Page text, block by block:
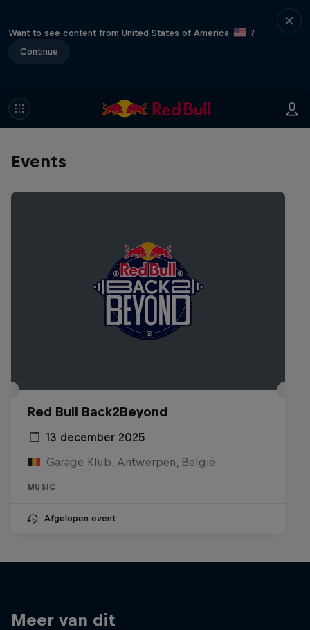
Want to see content from United States of America
?
Continue
Events
Red Bull Back2Beyond
13 december 2025
Garage Klub, Antwerpen, België
MUSIC
Afgelopen event
Meer van dit